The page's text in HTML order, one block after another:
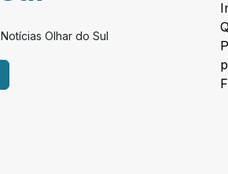
Olhar do Sul